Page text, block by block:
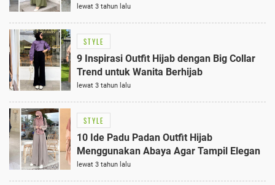
lewat 3 tahun lalu
STYLE
9 Inspirasi Outfit Hijab dengan Big Collar
Trend untuk Wanita Berhijab
lewat 3 tahun lalu
STYLE
10 Ide Padu Padan Outfit Hijab
Menggunakan Abaya Agar Tampil Elegan
lewat 3 tahun lalu